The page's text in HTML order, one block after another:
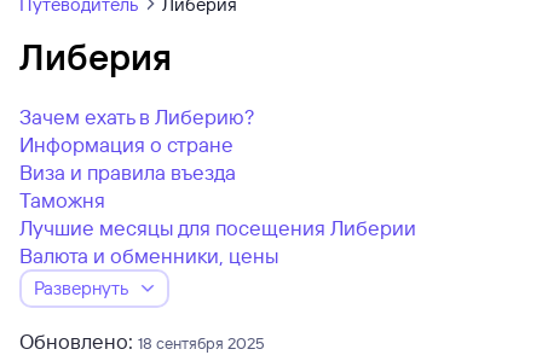
Либерия
Зачем ехать в Либерию?
Информация о стране
Виза и правила въезда
Таможня
Лучшие месяцы для посещения Либерии
Валюта и обменники, цены
Развернуть
Обновлено: 18 сентября 2025